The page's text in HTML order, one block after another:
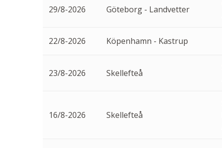
29/8-2026 Göteborg - Landvetter
22/8-2026 Köpenhamn - Kastrup
23/8-2026 Skellefteå
16/8-2026 Skellefteå